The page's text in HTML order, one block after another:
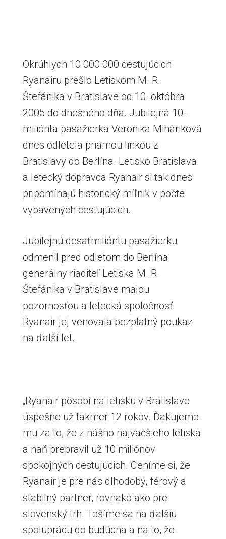
Okrúhlych 10 000 000 cestujúcich
Ryanairu prešlo Letiskom M. R.
Štefánika v Bratislave od 10. októbra
2005 do dnešného dňa. Jubilejná 10-
miliónta pasažierka Veronika Mináriková
dnes odletela priamou linkou z
Bratislavy do Berlína. Letisko Bratislava
a letecký dopravca Ryanair si tak dnes
pripomínajú historický míľnik v počte
vybavených cestujúcich.
Jubilejnú desaťmilióntu pasažierku
odmenil pred odletom do Berlína
generálny riaditeľ Letiska M. R.
Štefánika v Bratislave malou
pozornosťou a letecká spoločnosť
Ryanair jej venovala bezplatný poukaz
na ďalší let.
„Ryanair pôsobí na letisku v Bratislave
úspešne už takmer 12 rokov. Ďakujeme
mu za to, že z nášho najväčšieho letiska
a naň prepravil už 10 miliónov
spokojných cestujúcich. Ceníme si, že
Ryanair je pre nás dlhodobý, férový a
stabilný partner, rovnako ako pre
slovenský trh. Tešíme sa na ďalšiu
spoluprácu do budúcna a na to, že